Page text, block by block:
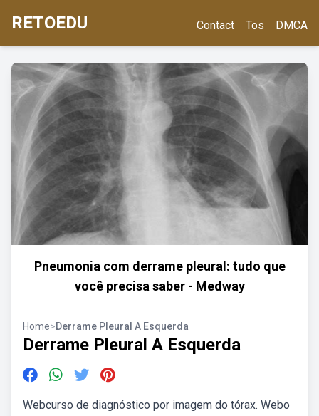
RETOEDU Contact Tos DMCA
Pneumonia com derrame pleural: tudo que
você precisa saber - Medway
Home>Derrame Pleural A Esquerda
Derrame Pleural A Esquerda
Webcurso de diagnóstico por imagem do tórax. Webo